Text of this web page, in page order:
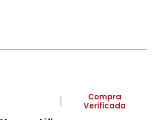
Compra
Verificada